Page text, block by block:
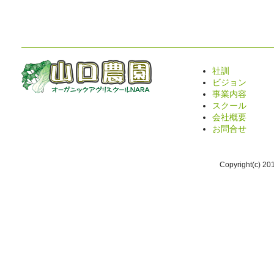
社訓
ビジョン
事業内容
スクール
会社概要
お問合せ
Copyright(c)